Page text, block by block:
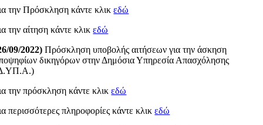
την Πρόσκληση κάντε κλικεδώ
την αίτηση κάντε κλικεδώ
09/2022) Πρόσκληση υποβολής αιτήσεων για την άσκηση
δικηγόρων στην Δημόσια Υπηρεσία Απασχόλησης
την πρόσκληση κάντε κλικεδώ
περισσότερες πληροφορίες κάντε κλικεδώ